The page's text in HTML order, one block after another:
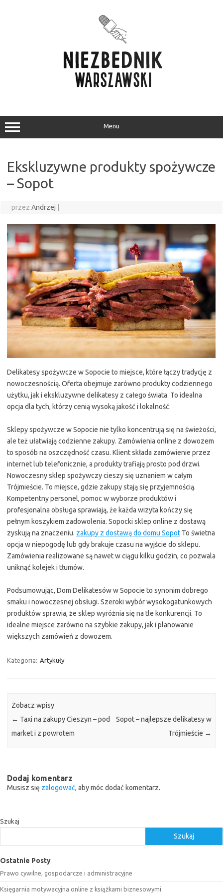
Menu
Ekskluzywne produkty spożywcze
– Sopot
przez Andrzej
Delikatesy spożywcze w Sopocie to miejsce, które łączy tradycję z
nowoczesnością. Oferta obejmuje zarówno produkty codziennego
użytku, jak i ekskluzywne delikatesy z całego świata. To idealna
opcja dla tych, którzy cenią wysoką jakość i lokalność.
Sklepy spożywcze w Sopocie nie tylko koncentrują się na świeżości,
ale też ułatwiają codzienne zakupy. Zamówienia online z dowozem
to sposób na oszczędność czasu. Klient składa zamówienie przez
internet lub telefonicznie, a produkty trafiają prosto pod drzwi.
Nowoczesny sklep spożywczy cieszy się uznaniem w całym
Trójmieście. To miejsce, gdzie zakupy stają się przyjemnością.
Kompetentny personel, pomoc w wyborze produktów i
profesjonalna obsługa sprawiają, że każda wizyta kończy się
pełnym koszykiem zadowolenia. Sopocki sklep online z dostawą
zyskują na znaczeniu. zakupy z dostawą do domu Sopot To świetna
opcja w niepogodę lub gdy brakuje czasu na wyjście do sklepu.
Zamówienia realizowane są nawet w ciągu kilku godzin, co pozwala
uniknąć kolejek i tłumów.
Podsumowując, Dom Delikatesów w Sopocie to synonim dobrego
smaku i nowoczesnej obsługi. Szeroki wybór wysokogatunkowych
produktów sprawia, że sklep wyróżnia się na tle konkurencji. To
idealne miejsce zarówno na szybkie zakupy, jak i planowanie
większych zamówień z dowozem.
Kategoria: Artykuły
Zobacz wpisy
← Taxi na zakupy Cieszyn – pod
market i z powrotem
Sopot – najlepsze delikatesy w
Trójmieście →
Dodaj komentarz
Musisz się zalogować, aby móc dodać komentarz.
Szukaj
Szukaj
Ostatnie Posty
Prawo cywilne, gospodarcze i administracyjne
Księgarnia motywacyjna online z książkami biznesowymi